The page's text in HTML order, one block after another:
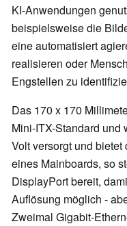
KI-Anwendungen
beispielsweise die
eine automatisiert
realisieren oder
Engstellen zu
Das 170 x 170
Mini-ITX-Standard und
Volt versorgt und
eines Mainboards, so
DisplayPort bereit,
Auflösung möglich -
Zweimal Gigabit-